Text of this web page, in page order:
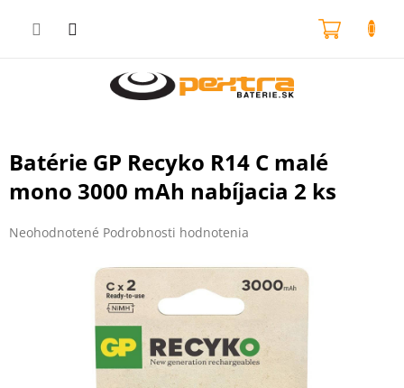
Batérie GP Recyko R14 C malé
mono 3000 mAh nabíjacia 2 ks
Priemerné
Neohodnotené Podrobnosti hodnotenia